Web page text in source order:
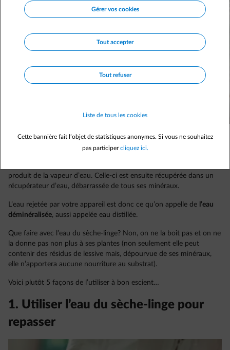
produit de la vapeur d’eau. Celle-ci est ensuite récupérée dans un
récupérateur d’eau, débarrassée de tous ses minéraux.
L’eau rejetée par votre appareil est donc ce qu’on appelle de l’eau
déminéralisée, aussi appelée eau distillée.
Que faire avec l’eau du sèche-linge? Non, on ne la boit pas et on ne
la donne pas non plus à ses plantes (non seulement elle peut
contenir des résidus de lessive mais, dépourvue de ses minéraux,
elle n’apportera aucune nourriture au substrat).
Voici plutôt 5 façons de l’utiliser à bon escient…
1. Utiliser l’eau du sèche-linge pour
repasser
Gérer vos cookies
Tout accepter
Tout refuser
Liste de tous les cookies
Cette bannière fait l’objet de statistiques anonymes. Si vous ne souhaitez
pas participercliquez ici.